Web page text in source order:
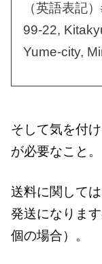
（英語表記
99-22,
Yume-city,
そして気を付
が必要なこと。
送料に関して
発送になりま
個の場合）。